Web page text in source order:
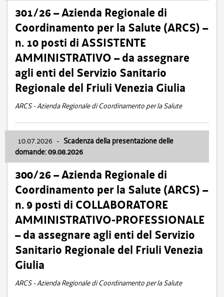
301/26 – Azienda Regionale di
Coordinamento per la Salute (ARCS) –
n. 10 posti di ASSISTENTE
AMMINISTRATIVO – da assegnare
agli enti del Servizio Sanitario
Regionale del Friuli Venezia Giulia
ARCS - Azienda Regionale di Coordinamento per la Salute
10.07.2026 - Scadenza della presentazione delle
domande: 09.08.2026
300/26 – Azienda Regionale di
Coordinamento per la Salute (ARCS) –
n. 9 posti di COLLABORATORE
AMMINISTRATIVO-PROFESSIONALE
– da assegnare agli enti del Servizio
Sanitario Regionale del Friuli Venezia
Giulia
ARCS - Azienda Regionale di Coordinamento per la Salute